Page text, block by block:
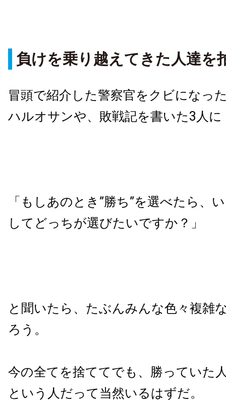
負けを乗り越えてきた人達を
冒頭で紹介した警察官をクビになっ
ハルオサンや、敗戦記を書いた3人に
「もしあのとき”勝ち”を選べたら、
してどっちが選びたいですか？」
と聞いたら、たぶんみんな色々複雑
ろう。
今の全てを捨ててでも、勝っていた
という人だって当然いるはずだ。